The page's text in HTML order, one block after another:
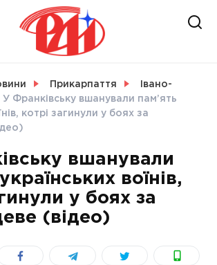
Прикарпаття
Івано-
У Франківську вшанували пам’ять
котрі загинули у боях за
вшанували
воїнів,
у боях за
(відео)